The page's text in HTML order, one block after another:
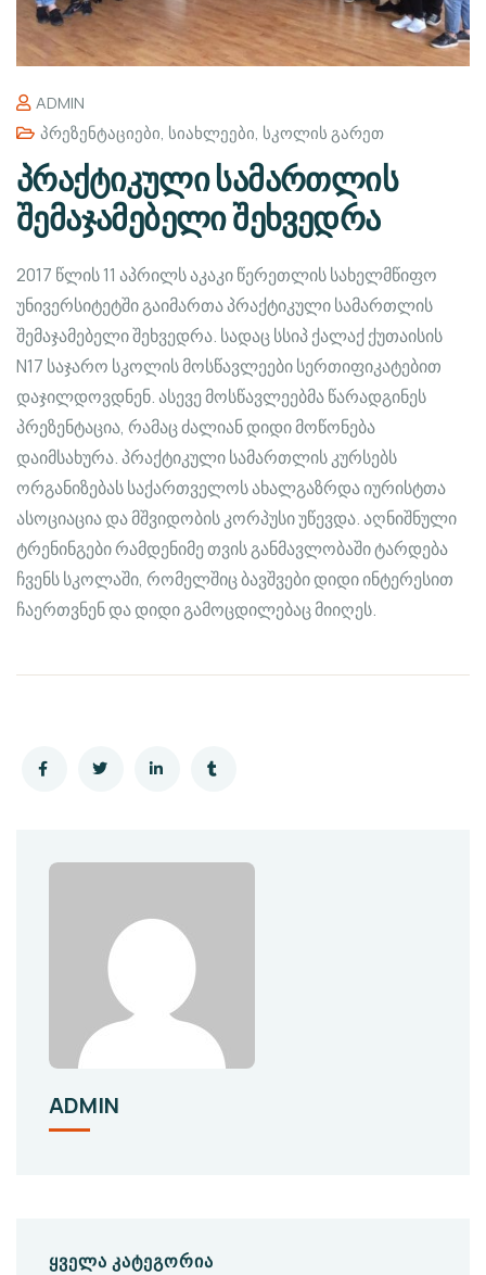
ADMIN
Პრეზენტაციები, Სიახლეები, Სკოლის Გარეთ
პრაქტიკული სამართლის
შემაჯამებელი შეხვედრა
2017 წლის 11 აპრილს აკაკი წერეთლის სახელმწიფო
უნივერსიტეტში გაიმართა პრაქტიკული სამართლის
შემაჯამებელი შეხვედრა. სადაც სსიპ ქალაქ ქუთაისის
N17 საჯარო სკოლის მოსწავლეები სერთიფიკატებით
დაჯილდოვდნენ. ასევე მოსწავლეებმა წარადგინეს
პრეზენტაცია, რამაც ძალიან დიდი მოწონება
დაიმსახურა. პრაქტიკული სამართლის კურსებს
ორგანიზებას საქართველოს ახალგაზრდა იურისტთა
ასოციაცია და მშვიდობის კორპუსი უწევდა. აღნიშნული
ტრენინგები რამდენიმე თვის განმავლობაში ტარდება
ჩვენს სკოლაში, რომელშიც ბავშვები დიდი ინტერესით
ჩაერთვნენ და დიდი გამოცდილებაც მიიღეს.
ADMIN
ᲧᲕᲔᲚᲐ ᲙᲐᲢᲔᲒᲝᲠᲘᲐ